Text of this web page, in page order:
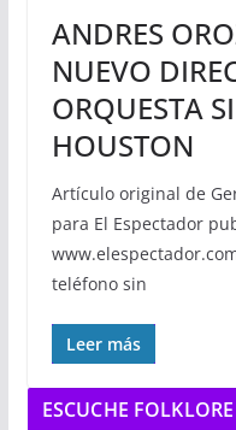
ANDRES
NUEVO
ORQUESTA
HOUSTON
Artículo original de
para El Espectador
teléfono sin
Leer más
ESCUCHE